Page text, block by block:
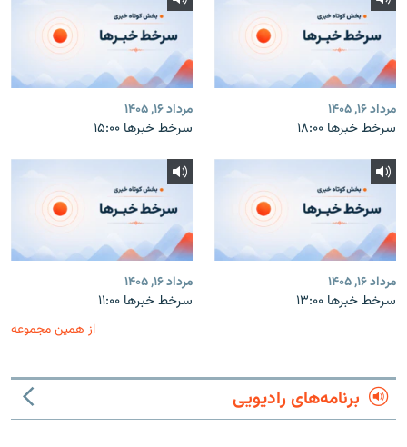
مرداد ۱۶, ۱۴۰۵
سرخط خبرها ۱۸:۰۰
مرداد ۱۶, ۱۴۰۵
سرخط خبرها ۱۵:۰۰
مرداد ۱۶, ۱۴۰۵
سرخط خبرها ۱۳:۰۰
مرداد ۱۶, ۱۴۰۵
سرخط خبرها ۱۱:۰۰
از همین مجموعه
برنامه‌های رادیویی